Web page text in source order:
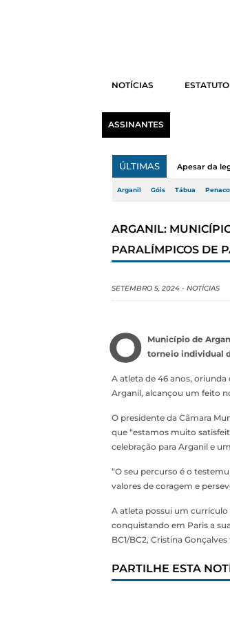
NOTÍCIAS
ASSINANTES
ÚLTIMAS Apesar da
Arganil Góis Tábua
ARGANIL:
PARALÍMPICOS DE
SETEMBRO 5, 2024 - NOTÍCIAS
O Município de
torneio individual
A atleta de 46 anos, oriunda
Arganil, alcançou um feito
O presidente da Câmara
que “estamos muito
celebração para Arganil e
“O seu percurso é o
valores de coragem e
A atleta possui um
conquistando em Paris a
BC1/BC2, Cristina
PARTILHE ESTA